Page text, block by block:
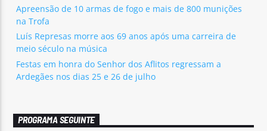
Apreensão de 10 armas de fogo e mais de 800 munições
na Trofa
Luís Represas morre aos 69 anos após uma carreira de
meio século na música
Festas em honra do Senhor dos Aflitos regressam a
Ardegães nos dias 25 e 26 de julho
PROGRAMA SEGUINTE